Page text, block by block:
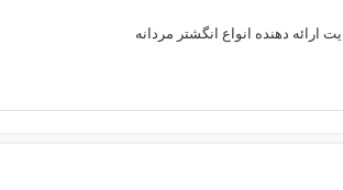
ارائه دهنده انواع انگشتر مردانه